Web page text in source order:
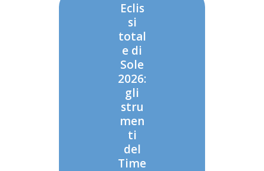
Eclis
si
total
e di
Sole
2026:
gli
stru
men
ti
del
Time